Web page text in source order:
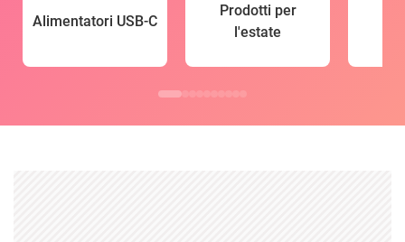
Alimentatori USB-C
Prodotti per
l'estate